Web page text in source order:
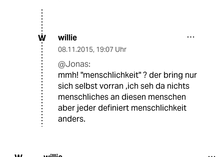
W willie
08.11.2015, 19:07 Uhr
@Jonas:
mmh! "menschlichkeit" ? der bring nur
sich selbst vorran ,ich seh da nichts
menschliches an diesen menschen
aber jeder definiert menschlichkeit
anders.